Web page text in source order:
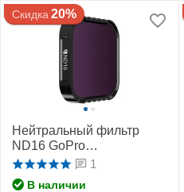
Скидка 20%
Нейтральный фильтр
ND16 GoPro
HERO12/11/10/9 Black и
11 Black Mini (Freewell)
1
В наличии